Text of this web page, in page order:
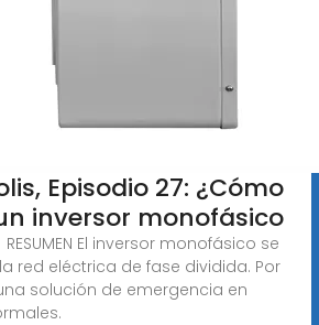
Episodio 27: ¿Cómo
inversor monofásico
El inversor monofásico se
red eléctrica de fase dividida. Por
solución de emergencia en